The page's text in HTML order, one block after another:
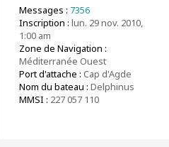
Messages : 7356
Inscription : lun. 29 nov. 2010,
1:00 am
Zone de Navigation :
Méditerranée Ouest
Port d'attache : Cap d'Agde
Nom du bateau : Delphinus
MMSI : 227 057 110